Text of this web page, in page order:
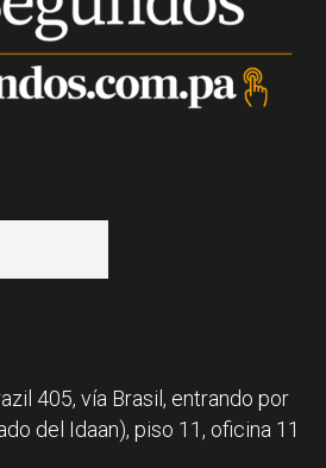
405, vía Brasil, entrando por
del Idaan), piso 11, oficina 11